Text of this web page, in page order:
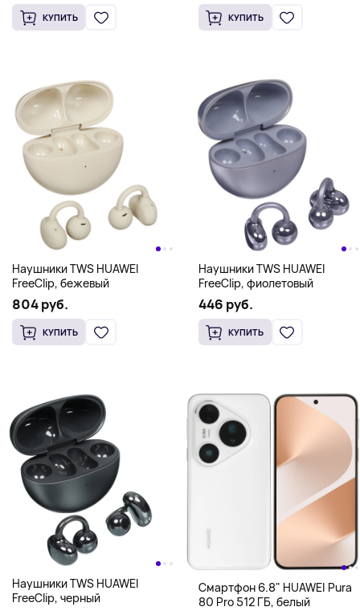
КУПИТЬ КУПИТЬ
Наушники TWS HUAWEI
FreeClip, бежевый
804 руб.
КУПИТЬ
Наушники TWS HUAWEI
FreeClip, фиолетовый
446 руб.
КУПИТЬ
Наушники TWS HUAWEI
FreeClip, черный
Смартфон 6.8" HUAWEI Pura
80 Pro 512 ГБ, белый